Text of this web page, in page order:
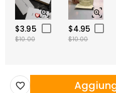
$3.95
$10.00
$4.95
$10.00